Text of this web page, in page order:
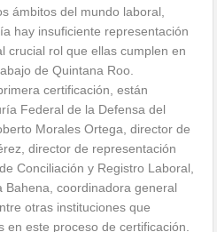
ámbitos del mundo laboral,
hay insuficiente representación
crucial rol que ellas cumplen en
de Quintana Roo.
certificación, están
Federal de la Defensa del
Morales Ortega, director de
director de representación
Conciliación y Registro Laboral,
coordinadora general
otras instituciones que
este proceso de certificación.